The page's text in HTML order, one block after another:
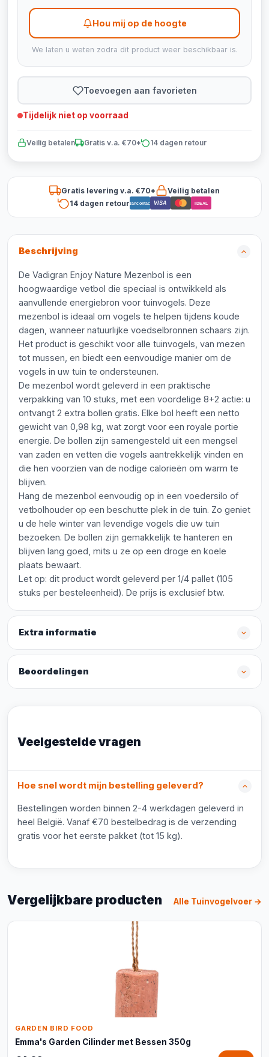
Hou mij op de hoogte
We laten u weten zodra dit product weer beschikbaar is.
Toevoegen aan favorieten
Tijdelijk niet op voorraad
Veilig betalen Gratis v.a. €70* 14 dagen retour
Gratis levering v.a. €70*
Veilig betalen
14 dagen retourBancontact VISA iDEAL
Beschrijving
De Vadigran Enjoy Nature Mezenbol is een
hoogwaardige vetbol die speciaal is ontwikkeld als
aanvullende energiebron voor tuinvogels. Deze
mezenbol is ideaal om vogels te helpen tijdens koude
dagen, wanneer natuurlijke voedselbronnen schaars zijn.
Het product is geschikt voor alle tuinvogels, van mezen
tot mussen, en biedt een eenvoudige manier om de
vogels in uw tuin te ondersteunen.
De mezenbol wordt geleverd in een praktische
verpakking van 10 stuks, met een voordelige 8+2 actie: u
ontvangt 2 extra bollen gratis. Elke bol heeft een netto
gewicht van 0,98 kg, wat zorgt voor een royale portie
energie. De bollen zijn samengesteld uit een mengsel
van zaden en vetten die vogels aantrekkelijk vinden en
die hen voorzien van de nodige calorieën om warm te
blijven.
Hang de mezenbol eenvoudig op in een voedersilo of
vetbolhouder op een beschutte plek in de tuin. Zo geniet
u de hele winter van levendige vogels die uw tuin
bezoeken. De bollen zijn gemakkelijk te hanteren en
blijven lang goed, mits u ze op een droge en koele
plaats bewaart.
Let op: dit product wordt geleverd per 1/4 pallet (105
stuks per besteleenheid). De prijs is exclusief btw.
Extra informatie
Beoordelingen
Veelgestelde vragen
Hoe snel wordt mijn bestelling geleverd?
Bestellingen worden binnen 2-4 werkdagen geleverd in
heel België. Vanaf €70 bestelbedrag is de verzending
gratis voor het eerste pakket (tot 15 kg).
Vergelijkbare producten Alle Tuinvogelvoer →
GARDEN BIRD FOOD
Emma's Garden Cilinder met Bessen 350g